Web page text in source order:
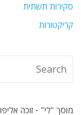
סקירות תשתית
קריקטורות
מוסך "לי" - זוכה